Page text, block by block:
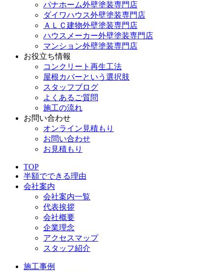
パナホーム外壁塗装専門店
ダイワハウス外壁塗装専門店
ＡＬＣ建物外壁塗装専門店
ハウスメーカー外壁塗装専門店
マンション外壁塗装専門店
お役立ち情報
コンクリート再生工法
屋根カバーという選択肢
スタッフブログ
よくあるご質問
施工の流れ
お問い合わせ
オンライン見積もり
お問い合わせ
お見積もり
TOP
半額でできる理由
会社案内
会社案内一覧
代表挨拶
会社概要
企業理念
アクセスマップ
スタッフ紹介
施工事例